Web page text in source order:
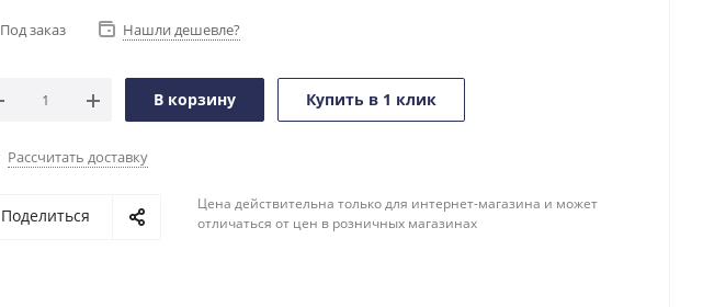
Под заказ Нашли дешевле?
В корзину Купить в 1 клик
Рассчитать доставку
Поделиться
Цена действительна только для интернет-магазина и может
отличаться от цен в розничных магазинах